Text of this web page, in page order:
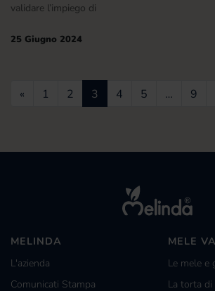
validare l’impiego di
25 Giugno 2024
Navigazione degli
« 1 2 3 4 5 … 9
MELINDA
L'azienda
Comunicati Stampa
MELE
Le mele
La torta